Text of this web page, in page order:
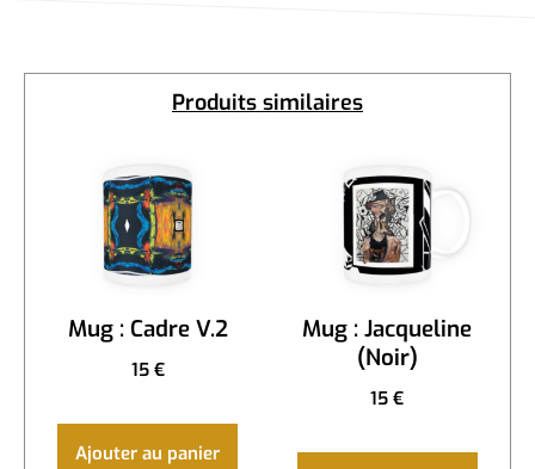
Produits similaires
Mug : Cadre V.2
15 €
Ajouter au panier
Mug : Jacqueline
(Noir)
15€